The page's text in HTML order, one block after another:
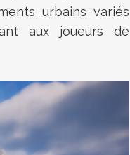
urbains variés
aux joueurs de